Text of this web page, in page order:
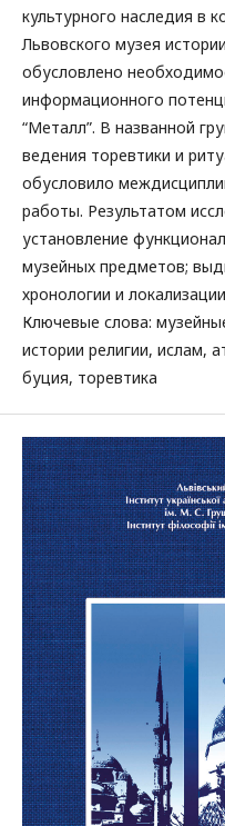
культурного наследия в
Львовского музея
обусловлено
информационного
“Металл”. В названной
ведения торевтики и
обусловило
работы. Результатом
установление
музейных предметов;
хронологии и
Ключевые слова:
истории религии, ислам,
буция, торевтика